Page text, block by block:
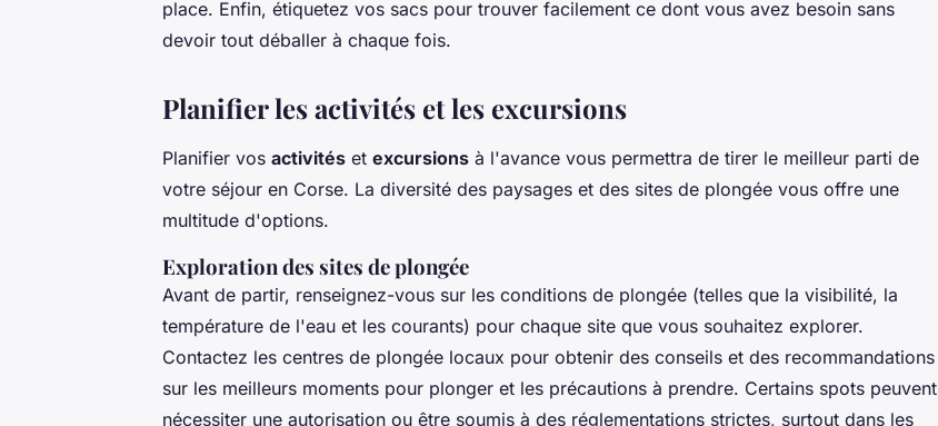
place. Enfin, étiquetez vos sacs pour trouver facilement ce dont vous avez besoin sans
devoir tout déballer à chaque fois.
Planifier les activités et les excursions
Planifier vos activités et excursions à l'avance vous permettra de tirer le meilleur parti de
votre séjour en Corse. La diversité des paysages et des sites de plongée vous offre une
multitude d'options.
Exploration des sites de plongée
Avant de partir, renseignez-vous sur les conditions de plongée (telles que la visibilité, la
température de l'eau et les courants) pour chaque site que vous souhaitez explorer.
Contactez les centres de plongée locaux pour obtenir des conseils et des recommandations
sur les meilleurs moments pour plonger et les précautions à prendre. Certains spots peuvent
nécessiter une autorisation ou être soumis à des réglementations strictes, surtout dans les